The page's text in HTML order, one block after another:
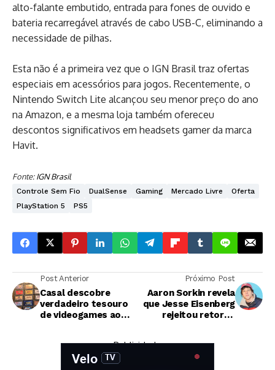
alto-falante embutido, entrada para fones de ouvido e
bateria recarregável através de cabo USB-C, eliminando a
necessidade de pilhas.
Esta não é a primeira vez que o IGN Brasil traz ofertas
especiais em acessórios para jogos. Recentemente, o
Nintendo Switch Lite alcançou seu menor preço do ano
na Amazon, e a mesma loja também ofereceu
descontos significativos em headsets gamer da marca
Havit.
Fonte:IGN Brasil
Controle Sem Fio DualSense Gaming Mercado Livre
Oferta
PlayStation 5
PS5
Post Anterior
Casal descobre
verdadeiro tesouro
de videogames ao
Próximo Post
Aaron Sorkin revela
que Jesse Eisenberg
rejeitou retorno
— Publicidade —